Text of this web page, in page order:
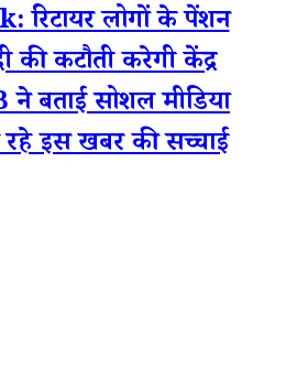
रिटायर लोगों के पेंशन
की कटौती करेगी केंद्र
बताई सोशल मीडिया
रहे इस खबर की सच्चाई